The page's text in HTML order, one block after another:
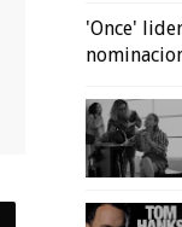
'Once'